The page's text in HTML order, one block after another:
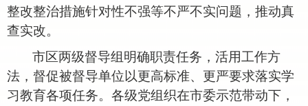
整改整治措施针对性不强等不严不实问题，推动真
查实改。
市区两级督导组明确职责任务，活用工作方
法，督促被督导单位以更高标准、更严要求落实学
习教育各项任务。各级党组织在市委示范带动下，